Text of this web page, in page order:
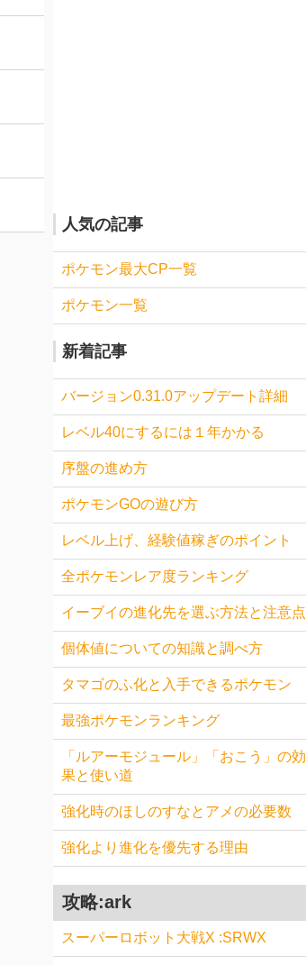
人気の記事
ポケモン最大CP一覧
ポケモン一覧
新着記事
バージョン0.31.0アップデート詳細
レベル40にするには１年かかる
序盤の進め方
ポケモンGOの遊び方
レベル上げ、経験値稼ぎのポイント
全ポケモンレア度ランキング
イーブイの進化先を選ぶ方法と注意点
個体値についての知識と調べ方
タマゴのふ化と入手できるポケモン
最強ポケモンランキング
「ルアーモジュール」「おこう」の効
果と使い道
強化時のほしのすなとアメの必要数
強化より進化を優先する理由
攻略:ark
スーパーロボット大戦X :SRWX